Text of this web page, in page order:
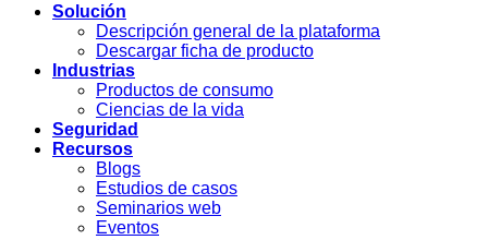
Solución
Descripción general de la plataforma
Descargar ficha de producto
Industrias
Productos de consumo
Ciencias de la vida
Seguridad
Recursos
Blogs
Estudios de casos
Seminarios web
Eventos